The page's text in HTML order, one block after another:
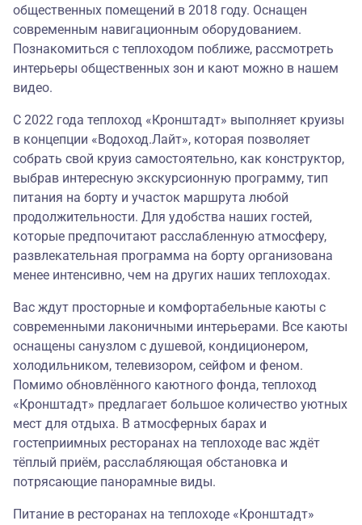
общественных помещений в 2018 году. Оснащен
современным навигационным оборудованием.
Познакомиться с теплоходом поближе, рассмотреть
интерьеры общественных зон и кают можно в нашем
видео.
С 2022 года теплоход «Кронштадт» выполняет круизы
в концепции «Водоход.Лайт», которая позволяет
собрать свой круиз самостоятельно, как конструктор,
выбрав интересную экскурсионную программу, тип
питания на борту и участок маршрута любой
продолжительности. Для удобства наших гостей,
которые предпочитают расслабленную атмосферу,
развлекательная программа на борту организована
менее интенсивно, чем на других наших теплоходах.
Вас ждут просторные и комфортабельные каюты с
современными лаконичными интерьерами. Все каюты
оснащены санузлом с душевой, кондиционером,
холодильником, телевизором, сейфом и феном.
Помимо обновлённого каютного фонда, теплоход
«Кронштадт» предлагает большое количество уютных
мест для отдыха. В атмосферных барах и
гостеприимных ресторанах на теплоходе вас ждёт
тёплый приём, расслабляющая обстановка и
потрясающие панорамные виды.
Питание в ресторанах на теплоходе «Кронштадт»